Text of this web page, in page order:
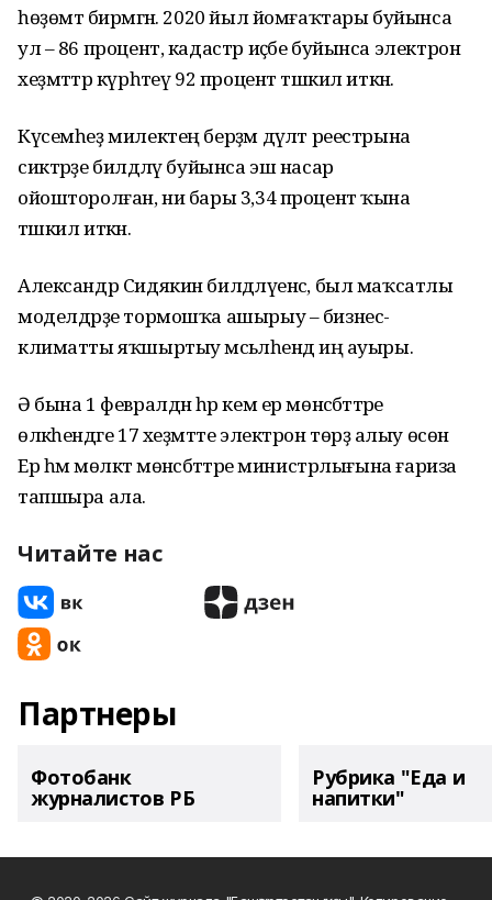
һөҙөмтә бирмәгән. 2020 йыл йомғаҡтары буйынса
ул – 86 процент, кадастр иҫәбе буйынса электрон
хеҙмәттәр күрһәтеү 92 процент тәшкил иткән.
Күсемһеҙ милектең берҙәм дәүләт реестрына
сиктәрҙе билдәләү буйынса эш насар
ойошторолған, ни бары 3,34 процент ҡына
тәшкил иткән.
Александр Сидякин билдәләүенсә, был маҡсатлы
моделдәрҙе тормошҡа ашырыу – бизнес-
климатты яҡшыртыу мәсьәләһендә иң ауыры.
Ә бына 1 февралдән һәр кем ер мөнәсәбәттәре
өлкәһендәге 17 хеҙмәтте электрон төрҙә алыу өсөн
Ер һәм мөлкәт мөнәсәбәттәре министрлығына ғариза
тапшыра ала.
Читайте нас
Партнеры
Фотобанк
журналистов РБ
Рубрика "Еда и
напитки"